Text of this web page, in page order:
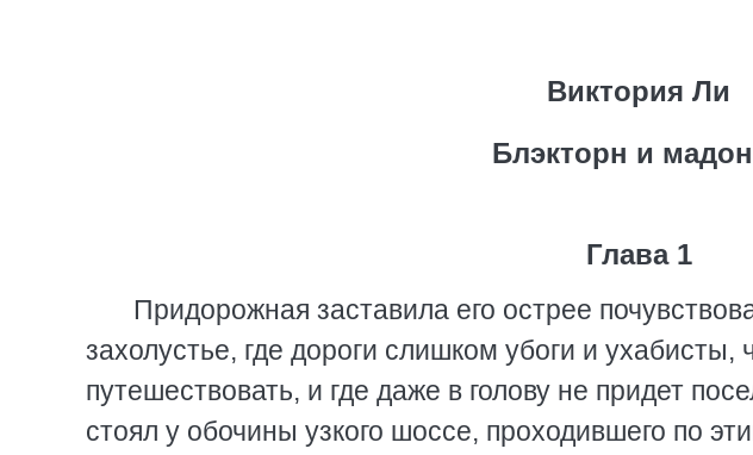
Виктория Ли
Блэкторн и
Глава 1
Придорожная заставила его острее
захолустье, где дороги слишком убоги и ухабисты,
путешествовать, и где даже в голову не придет
стоял у обочины узкого шоссе, проходившего по